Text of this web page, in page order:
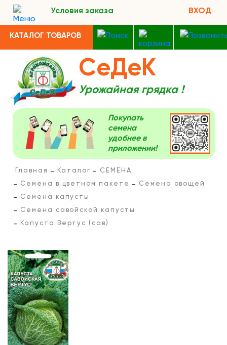
Условия заказа ВХОД
КАТАЛОГ ТОВАРОВ
СеДеК
Урожайная грядка !
Покупать
семена
удобнее в
приложении!
Главная Каталог
СЕМЕНА
Семена в цветном пакете
Семена овощей
Семена капусты
Семена савойской капусты
Капуста Вертус (сав)